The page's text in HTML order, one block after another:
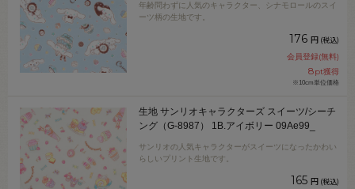
年齢問わずに人気のキャラクター、シナモロールのスイ
ーツ柄の生地です。
176 円 (税込)
会員登録(無料)
8pt獲得
※10cm単位価格
生地 サンリオキャラクターズ スイーツ/シーチ
ング（G-8987） 1B.アイボリー 09Ae99_
サンリオの人気キャラクターがスイーツになったかわい
らしいプリント生地です。
165 円 (税込)